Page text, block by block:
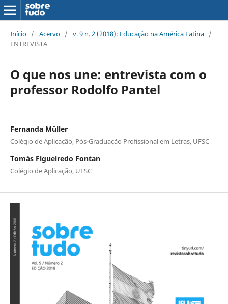
Início / Acervo / v. 9 n. 2 (2018): Educação na América Latina /
ENTREVISTA
O que nos une: entrevista com o
professor Rodolfo Pantel
Fernanda Müller
Colégio de Aplicação, Pós-Graduação Profissional em Letras, UFSC
Tomás Figueiredo Fontan
Colégio de Aplicação, UFSC